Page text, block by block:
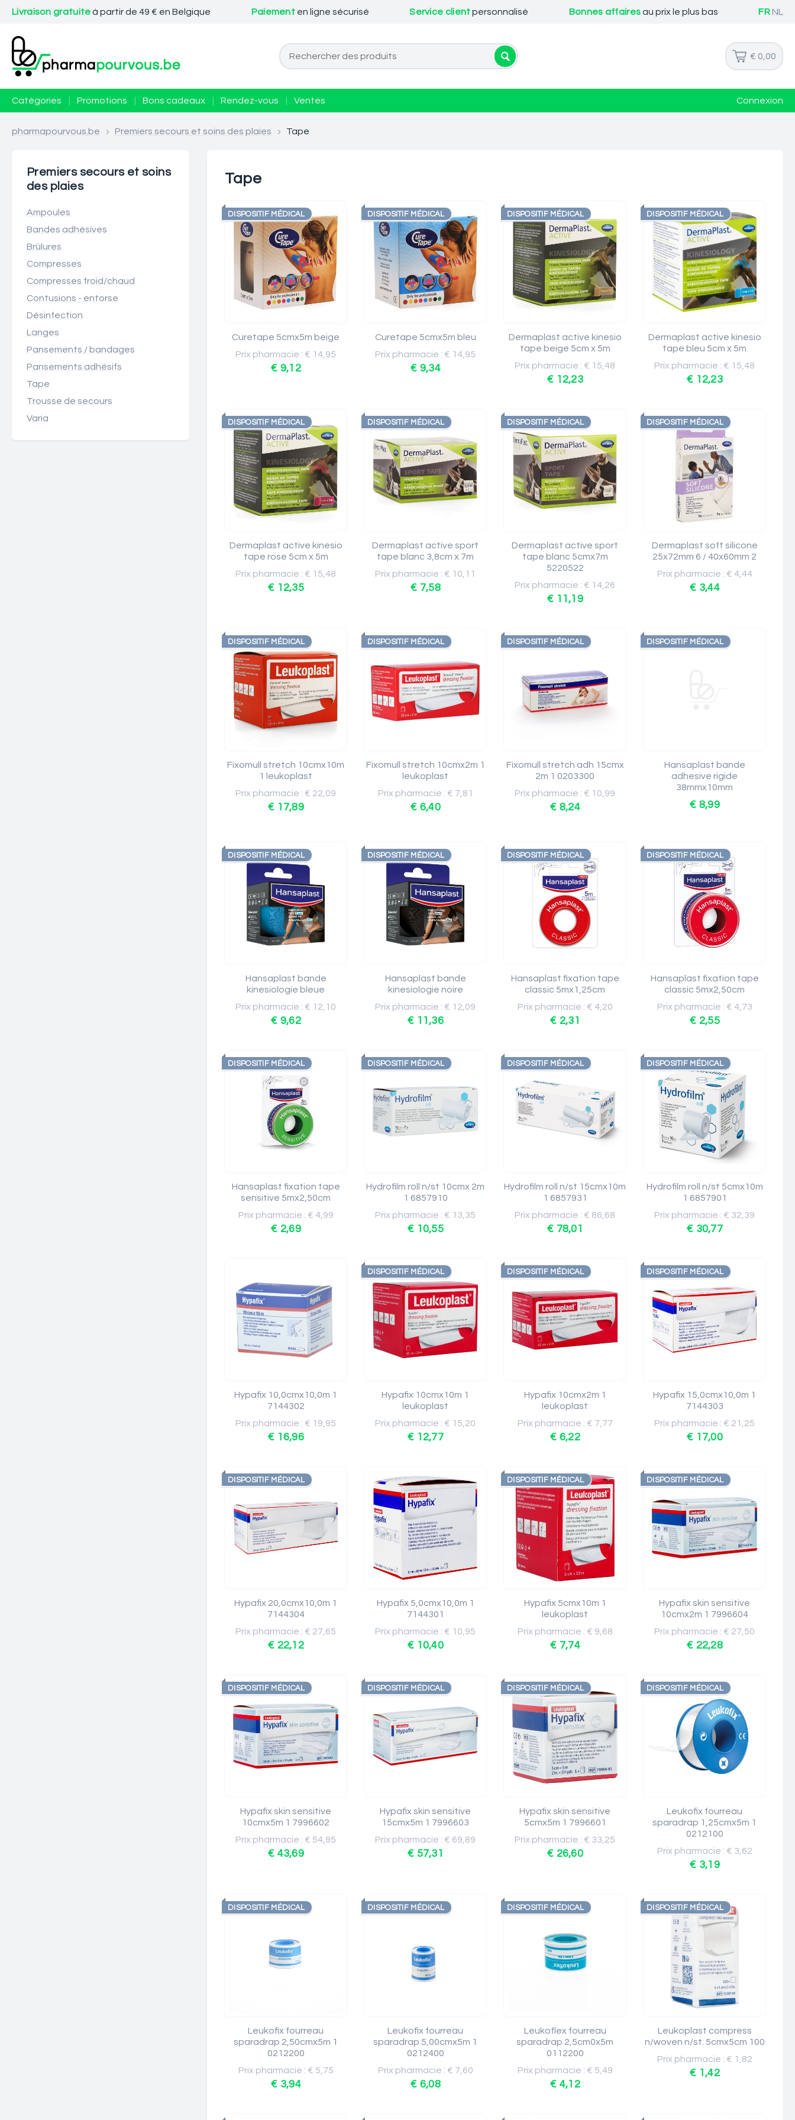
Livraison gratuiteà partir de 49 € en Belgique Paiement en ligne sécurisé Service clientpersonnalisé Bonnes affairesau prix le plus bas FR NL
€ 0,00
Catégories Promotions Bons cadeaux Rendez-vous Ventes Connexion
pharmapourvous.be > Premiers secours et soins des plaies > Tape
Premiers secours et soins
des plaies
Ampoules
Bandes adhésives
Brûlures
Compresses
Compresses froid/chaud
Contusions - entorse
Désinfection
Langes
Pansements / bandages
Pansements adhésifs
Tape
Trousse de secours
Varia
Tape
DISPOSITIF MÉDICAL
Curetape 5cmx5m beige
Prix pharmacie : € 14,95
€ 9,12
DISPOSITIF MÉDICAL
Curetape 5cmx5m bleu
Prix pharmacie : € 14,95
€ 9,34
DISPOSITIF MÉDICAL
Dermaplast active kinesio
tape beige 5cm x 5m
Prix pharmacie : € 15,48
€ 12,23
DISPOSITIF MÉDICAL
Dermaplast active kinesio
tape bleu 5cm x 5m
Prix pharmacie : € 15,48
€ 12,23
DISPOSITIF MÉDICAL
Dermaplast active kinesio
tape rose 5cm x 5m
Prix pharmacie : € 15,48
€ 12,35
DISPOSITIF MÉDICAL
Dermaplast active sport
tape blanc 3,8cm x 7m
Prix pharmacie : € 10,11
€ 7,58
DISPOSITIF MÉDICAL
Dermaplast active sport
tape blanc 5cmx7m
5220522
Prix pharmacie : € 14,26
€ 11,19
DISPOSITIF MÉDICAL
Dermaplast soft silicone
25x72mm 6 / 40x60mm 2
Prix pharmacie : € 4,44
€ 3,44
DISPOSITIF MÉDICAL
Fixomull stretch 10cmx10m
1 leukoplast
Prix pharmacie : € 22,09
€ 17,89
DISPOSITIF MÉDICAL
Fixomull stretch 10cmx2m 1
leukoplast
Prix pharmacie : € 7,81
€ 6,40
DISPOSITIF MÉDICAL
Fixomull stretch adh 15cmx
2m 1 0203300
Prix pharmacie : € 10,99
€ 8,24
DISPOSITIF MÉDICAL
Hansaplast bande
adhesive rigide
38mmx10mm
€ 8,99
DISPOSITIF MÉDICAL
Hansaplast bande
kinesiologie bleue
Prix pharmacie : € 12,10
€ 9,62
DISPOSITIF MÉDICAL
Hansaplast bande
kinesiologie noire
Prix pharmacie : € 12,09
€ 11,36
DISPOSITIF MÉDICAL
Hansaplast fixation tape
classic 5mx1,25cm
Prix pharmacie : € 4,20
€ 2,31
DISPOSITIF MÉDICAL
Hansaplast fixation tape
classic 5mx2,50cm
Prix pharmacie : € 4,73
€ 2,55
DISPOSITIF MÉDICAL
Hansaplast fixation tape
sensitive 5mx2,50cm
Prix pharmacie : € 4,99
€ 2,69
DISPOSITIF MÉDICAL
Hydrofilm roll n/st 10cmx 2m
1 6857910
Prix pharmacie : € 13,35
€ 10,55
DISPOSITIF MÉDICAL
Hydrofilm roll n/st 15cmx10m
1 6857931
Prix pharmacie : € 86,68
€ 78,01
DISPOSITIF MÉDICAL
Hydrofilm roll n/st 5cmx10m
1 6857901
Prix pharmacie : € 32,39
€ 30,77
Hypafix 10,0cmx10,0m 1
7144302
Prix pharmacie : € 19,95
€ 16,96
DISPOSITIF MÉDICAL
Hypafix 10cmx10m 1
leukoplast
Prix pharmacie : € 15,20
€ 12,77
DISPOSITIF MÉDICAL
Hypafix 10cmx2m 1
leukoplast
Prix pharmacie : € 7,77
€ 6,22
DISPOSITIF MÉDICAL
Hypafix 15,0cmx10,0m 1
7144303
Prix pharmacie : € 21,25
€ 17,00
DISPOSITIF MÉDICAL
Hypafix 20,0cmx10,0m 1
7144304
Prix pharmacie : € 27,65
€ 22,12
Hypafix 5,0cmx10,0m 1
7144301
Prix pharmacie : € 10,95
€ 10,40
DISPOSITIF MÉDICAL
Hypafix 5cmx10m 1
leukoplast
Prix pharmacie : € 9,68
€ 7,74
DISPOSITIF MÉDICAL
Hypafix skin sensitive
10cmx2m 1 7996604
Prix pharmacie : € 27,50
€ 22,28
DISPOSITIF MÉDICAL
Hypafix skin sensitive
10cmx5m 1 7996602
Prix pharmacie : € 54,95
€ 43,69
DISPOSITIF MÉDICAL
Hypafix skin sensitive
15cmx5m 1 7996603
Prix pharmacie : € 69,89
€ 57,31
DISPOSITIF MÉDICAL
Hypafix skin sensitive
5cmx5m 1 7996601
Prix pharmacie : € 33,25
€ 26,60
DISPOSITIF MÉDICAL
Leukofix fourreau
sparadrap 1,25cmx5m 1
0212100
Prix pharmacie : € 3,62
€ 3,19
DISPOSITIF MÉDICAL
Leukofix fourreau
sparadrap 2,50cmx5m 1
0212200
Prix pharmacie : € 5,75
€ 3,94
DISPOSITIF MÉDICAL
Leukofix fourreau
sparadrap 5,00cmx5m 1
0212400
Prix pharmacie : € 7,60
€ 6,08
DISPOSITIF MÉDICAL
Leukoflex fourreau
sparadrap 2,5cm0x5m
0112200
Prix pharmacie : € 5,49
€ 4,12
DISPOSITIF MÉDICAL
Leukoplast compress
n/woven n/st. 5cmx5cm 100
Prix pharmacie : € 1,82
€ 1,42